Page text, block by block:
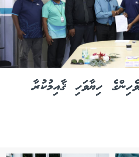
ހިޔާވަހި ޤާއިމުކުރާ